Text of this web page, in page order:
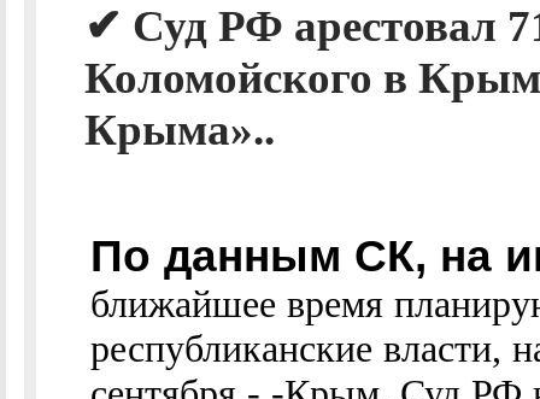
✔ Суд РФ арестовал
Коломойского в
Крыма»..
По данным СК, на
ближайшее время
республиканские власти,